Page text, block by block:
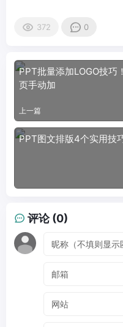
372 0
PPT批量添加LOGO技巧
页手动加
上一篇
PPT图文排版4个实用技
评论 (0)